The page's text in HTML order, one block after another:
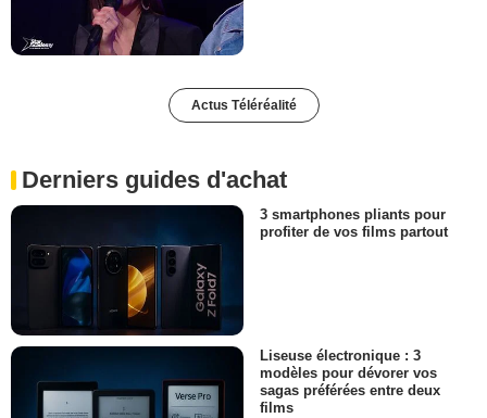
Actus Téléréalité
Derniers guides d'achat
3 smartphones pliants pour
profiter de vos films partout
Liseuse électronique : 3
modèles pour dévorer vos
sagas préférées entre deux
films